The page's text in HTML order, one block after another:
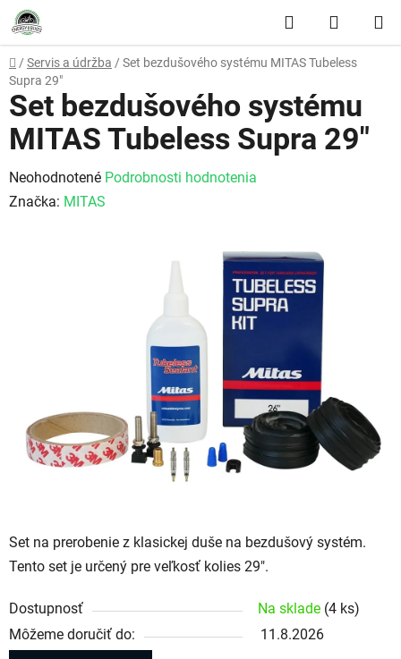
Prejsť na obsah Hľadať
Domov
/ Servis a údržba / Set bezdušového systému MITAS Tubeless
Supra 29"
Set na prerobenie z klasickej duše na bezdušový systém.
Tento set je určený pre veľkosť kolies 29".
Dostupnosť Na sklade (4 ks)
Môžeme doručiť do:
11.8.2026
Set bezdušového systému
MITAS Tubeless Supra 29"
Priemerné hodnotenie produktu je 0,0 z 5 hviezdičiek.
Neohodnotené Podrobnosti hodnotenia
Značka: MITAS